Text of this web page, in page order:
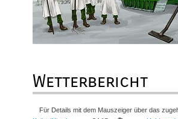
Wetterbericht
Für Details mit dem Mauszeiger über das